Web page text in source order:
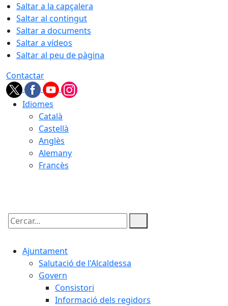
Saltar a la capçalera
Saltar al contingut
Saltar a documents
Saltar a vídeos
Saltar al peu de pàgina
Contactar
Idiomes
Català
Castellà
Anglès
Alemany
Francès
Cercar:
Ajuntament
Salutació de l'Alcaldessa
Govern
Consistori
Informació dels regidors